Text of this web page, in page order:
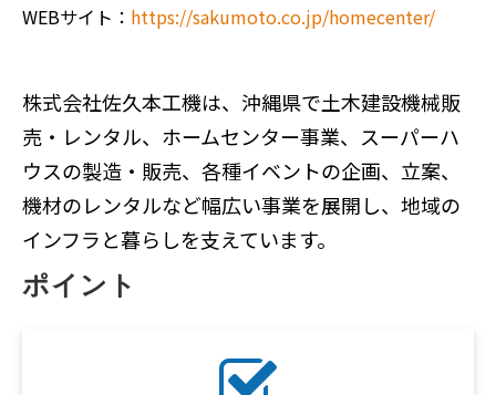
WEBサイト： https://sakumoto.co.jp/homecenter/
株式会社佐久本工機は、沖縄県で土木建設機械販
売・レンタル、ホームセンター事業、スーパーハ
ウスの製造・販売、各種イベントの企画、⽴案、
機材のレンタルなど幅広い事業を展開し、地域の
インフラと暮らしを支えています。
ポイント